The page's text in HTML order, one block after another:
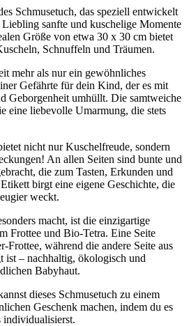
Schmusetuch, das speziell entwickelt
sanfte und kuschelige Momente
Größe von etwa 30 x 30 cm bietet
Schnuffeln und Träumen.
mehr als nur ein gewöhnliches
Gefährte für dein Kind, der es mit
Geborgenheit umhüllt. Die samtweiche
eine liebevolle Umarmung, die stets
nicht nur Kuschelfreude, sondern
An allen Seiten sind bunte und
die zum Tasten, Erkunden und
birgt eine eigene Geschichte, die
weckt.
macht, ist die einzigartige
Frottee und Bio-Tetra. Eine Seite
Frottee, während die andere Seite aus
ist – nachhaltig, ökologisch und
Babyhaut.
dieses Schmusetuch zu einem
Geschenk machen, indem du es
individualisierst.